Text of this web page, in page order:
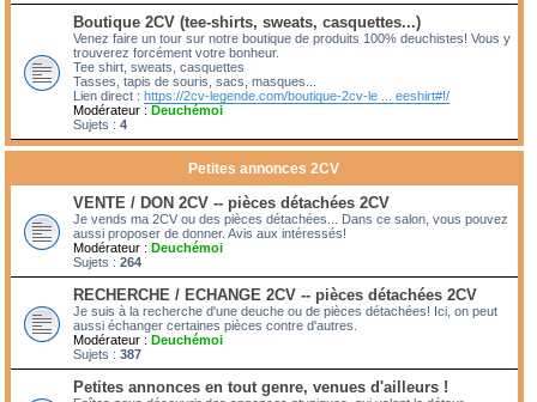
Boutique 2CV (tee-shirts, sweats, casquettes...)
Venez faire un tour sur notre boutique de produits 100% deuchistes! Vous y
trouverez forcément votre bonheur.
Tee shirt, sweats, casquettes
Tasses, tapis de souris, sacs, masques...
Lien direct : https://2cv-legende.com/boutique-2cv-le ... eeshirt#!/
Modérateur : Deuchémoi
Sujets : 4
Petites annonces 2CV
VENTE / DON 2CV -- pièces détachées 2CV
Je vends ma 2CV ou des pièces détachées... Dans ce salon, vous pouvez
aussi proposer de donner. Avis aux intéressés!
Modérateur : Deuchémoi
Sujets : 264
RECHERCHE / ECHANGE 2CV -- pièces détachées 2CV
Je suis à la recherche d'une deuche ou de pièces détachées! Ici, on peut
aussi échanger certaines pièces contre d'autres.
Modérateur : Deuchémoi
Sujets : 387
Petites annonces en tout genre, venues d'ailleurs !